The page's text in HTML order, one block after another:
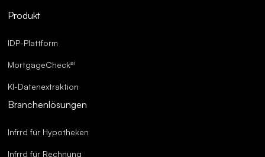
Überragende Genauigkeit.
Produkt
IDP-Plattform
MortgageCheckai
KI-Datenextraktion
Branchenlösungen
Infrrd für Hypotheken
Infrrd für Rechnung